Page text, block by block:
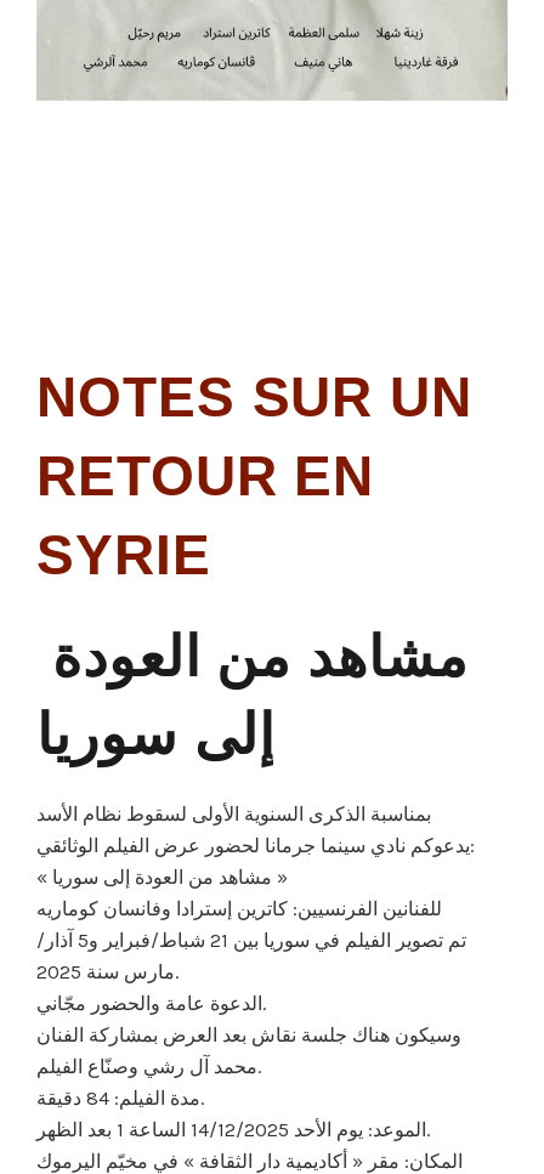
NOTES SUR UN
RETOUR EN
SYRIE
إلى سوريا
بمناسبة الذكرى السنوية الأولى لسقوط نظام الأسد
يدعوكم نادي سينما جرمانا لحضور عرض الفيلم الوثائقي:
« مشاهد من العودة إلى سوريا »
للفنانين الفرنسيين: كاترين إسترادا وفانسان كوماريه
تم تصوير الفيلم في سوريا بين 21 شباط/فبراير و5 آذار/
مارس سنة 2025.
الدعوة عامة والحضور مجّاني.
وسيكون هناك جلسة نقاش بعد العرض بمشاركة الفنان
محمد آل رشي وصنّاع الفيلم.
مدة الفيلم: 84 دقيقة.
الموعد: يوم الأحد 14/12/2025 الساعة 1 بعد الظهر.
المكان: مقر « أكاديمية دار الثقافة » في مخيّم اليرموك